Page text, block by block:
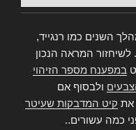
השנים כמו רנגייד,
לשיחזור המראה הנכון
במפענח מספר הזיהוי
ולבסוף אם
את קיט המדבקות שעיטר
כמה עשורים..